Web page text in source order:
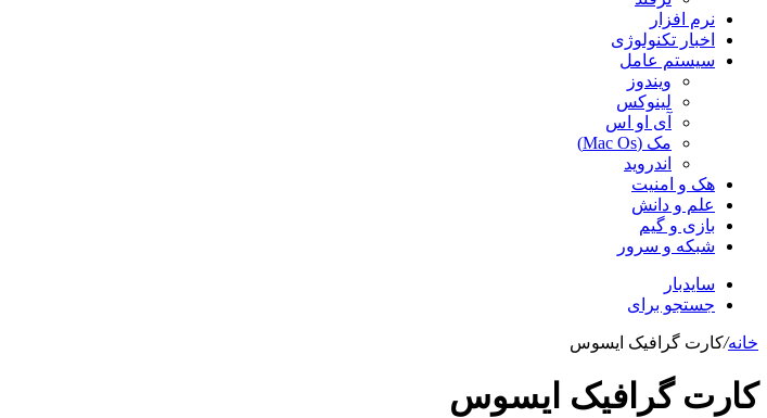
نرم افزار
اخبار تکنولوژی
سیستم عامل
ویندوز
لینوکس
آی او اس
مک (Mac Os)
اندروید
هک و امنیت
علم و دانش
بازی و گیم
شبکه و سرور
سایدبار
جستجو برای
خانه/کارت گرافیک ایسوس
کارت گرافیک ایسوس